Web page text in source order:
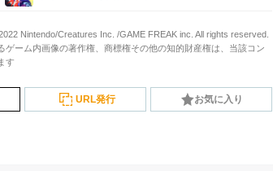
Nintendo/Creatures Inc. /GAME FREAK inc. All rights reserved.
ーム内画像の著作権、商標権その他の知的財産権は、当該コン
す
URL発行 お気に入り